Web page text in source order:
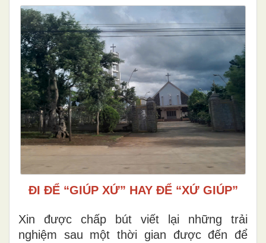
ĐI ĐỂ “GIÚP XỨ” HAY ĐỂ “XỨ GIÚP”
Xin được chấp bút viết lại những trải
nghiệm sau một thời gian được đến để